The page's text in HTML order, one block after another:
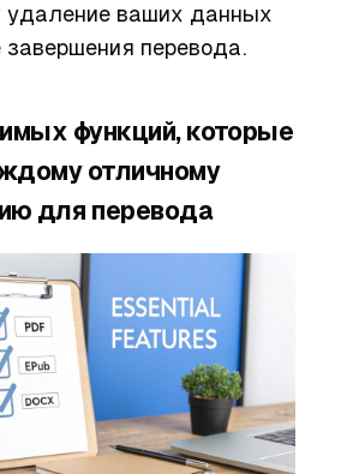
удаление ваших данных
завершения перевода.
функций, которые
отличному
для перевода